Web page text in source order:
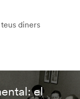
diners
el